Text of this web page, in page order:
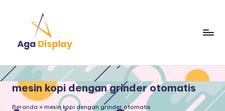
content
mesin kopi dengan grinder otomatis
Beranda » mesin kopi dengan grinder otomatis